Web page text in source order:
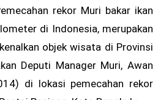
rekor Muri bakar ikan
di Indonesia, merupakan
objek wisata di Provinsi
Deputi Manager Muri, Awan
di lokasi pemecahan rekor